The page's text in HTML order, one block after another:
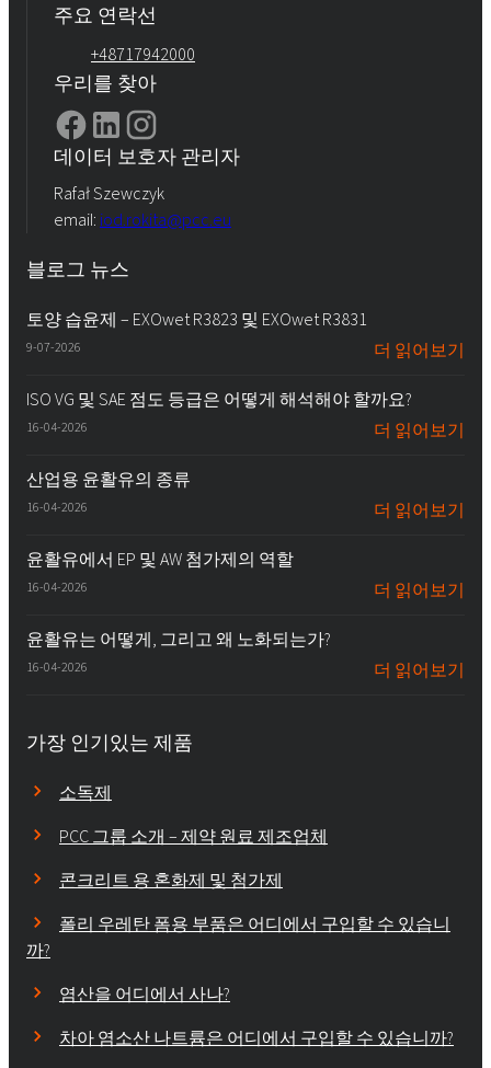
주요 연락선
+48717942000
우리를 찾아
데이터 보호자 관리자
Rafał Szewczyk
email: iod.rokita@pcc.eu
블로그 뉴스
토양 습윤제 – EXOwet R3823 및 EXOwet R3831
9-07-2026 더 읽어보기
ISO VG 및 SAE 점도 등급은 어떻게 해석해야 할까요?
16-04-2026 더 읽어보기
산업용 윤활유의 종류
16-04-2026 더 읽어보기
윤활유에서 EP 및 AW 첨가제의 역할
16-04-2026 더 읽어보기
윤활유는 어떻게, 그리고 왜 노화되는가?
16-04-2026 더 읽어보기
가장 인기있는 제품
소독제
PCC 그룹 소개 – 제약 원료 제조업체
콘크리트 용 혼화제 및 첨가제
폴리 우레탄 폼용 부품은 어디에서 구입할 수 있습니
까?
염산을 어디에서 사나?
차아 염소산 나트륨은 어디에서 구입할 수 있습니까?